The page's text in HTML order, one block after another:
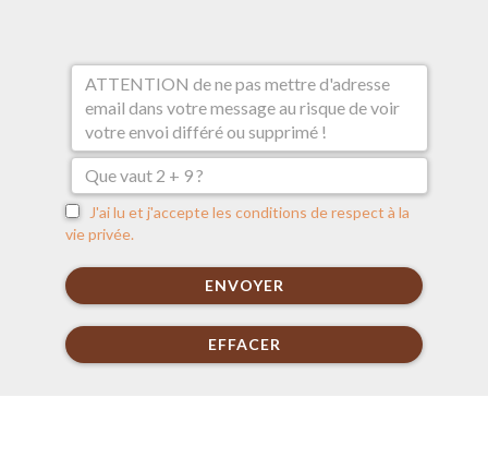
J'ai lu et j'accepte les conditions de respect à la
vie privée.
ENVOYER
EFFACER